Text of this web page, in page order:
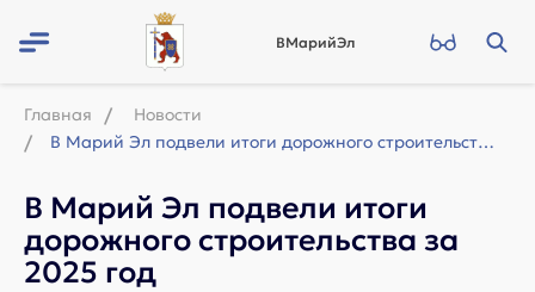
ВМарийЭл
Главная
Новости
В Марий Эл подвели итоги дорожного строительства за 2025 год
В Марий Эл подвели итоги
дорожного строительства за
2025 год